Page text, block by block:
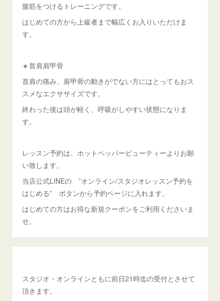
腹筋をつけるトレーニングです。
はじめての方から上級者まで幅広くお入りいただけま
す。
🔸首肩肩甲骨
首肩の痛み、肩甲骨の動きがでない方にはとってもおス
スメなエクササイズです。
終わった後は頭が軽く、呼吸がしやすい状態になりま
す。
レッスン予約は、ホットペッパービューティーよりお願
い致します。
当店公式LINEの ”オンライン/スタジオレッスン予約を
はじめる” ボタンから予約ページに入れます。
はじめての方はお得な新規クーポンをご利用くださいま
せ。
スタジオ・オンラインともに前日21時迄の受付とさせて
頂きます。